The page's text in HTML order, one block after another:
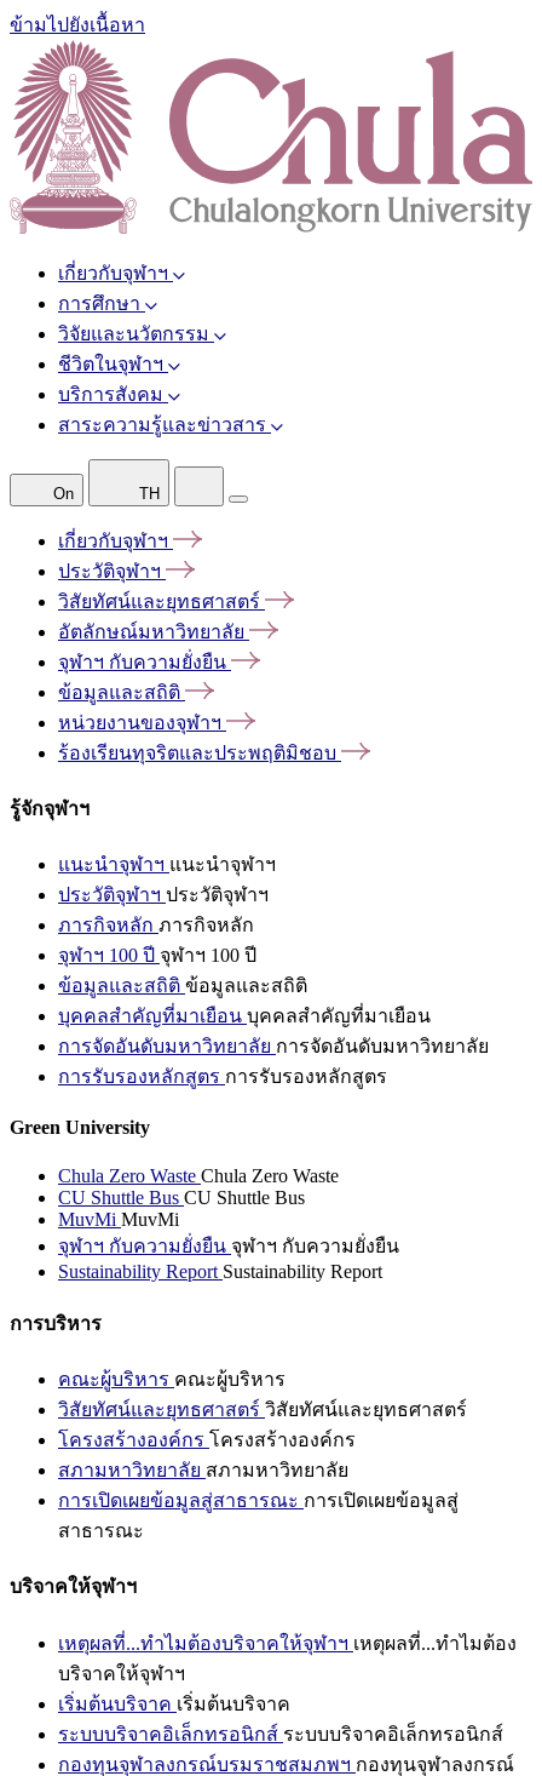
ข้ามไปยังเนื้อหา
เกี่ยวกับจุฬาฯ
การศึกษา
วิจัยและนวัตกรรม
ชีวิตในจุฬาฯ
บริการสังคม
สาระความรู้และข่าวสาร
On TH
เกี่ยวกับจุฬาฯ
ประวัติจุฬาฯ
วิสัยทัศน์และยุทธศาสตร์
อัตลักษณ์มหาวิทยาลัย
จุฬาฯ กับความยั่งยืน
ข้อมูลและสถิติ
หน่วยงานของจุฬาฯ
ร้องเรียนทุจริตและประพฤติมิชอบ
รู้จักจุฬาฯ
แนะนำจุฬาฯ แนะนำจุฬาฯ
ประวัติจุฬาฯ ประวัติจุฬาฯ
ภารกิจหลัก ภารกิจหลัก
จุฬาฯ 100 ปี จุฬาฯ 100 ปี
ข้อมูลและสถิติ ข้อมูลและสถิติ
บุคคลสำคัญที่มาเยือน บุคคลสำคัญที่มาเยือน
การจัดอันดับมหาวิทยาลัย การจัดอันดับมหาวิทยาลัย
การรับรองหลักสูตร การรับรองหลักสูตร
Green University
Chula Zero Waste Chula Zero Waste
CU Shuttle Bus CU Shuttle Bus
MuvMi MuvMi
จุฬาฯ กับความยั่งยืน จุฬาฯ กับความยั่งยืน
Sustainability Report Sustainability Report
การบริหาร
คณะผู้บริหาร คณะผู้บริหาร
วิสัยทัศน์และยุทธศาสตร์ วิสัยทัศน์และยุทธศาสตร์
โครงสร้างองค์กร โครงสร้างองค์กร
สภามหาวิทยาลัย สภามหาวิทยาลัย
การเปิดเผยข้อมูลสู่สาธารณะ การเปิดเผยข้อมูลสู่
สาธารณะ
บริจาคให้จุฬาฯ
เหตุผลที่...ทำไมต้องบริจาคให้จุฬาฯ เหตุผลที่...ทำไมต้อง
บริจาคให้จุฬาฯ
เริ่มต้นบริจาค เริ่มต้นบริจาค
ระบบบริจาคอิเล็กทรอนิกส์ ระบบบริจาคอิเล็กทรอนิกส์
กองทุนจุฬาลงกรณ์บรมราชสมภพฯ กองทุนจุฬาลงกรณ์